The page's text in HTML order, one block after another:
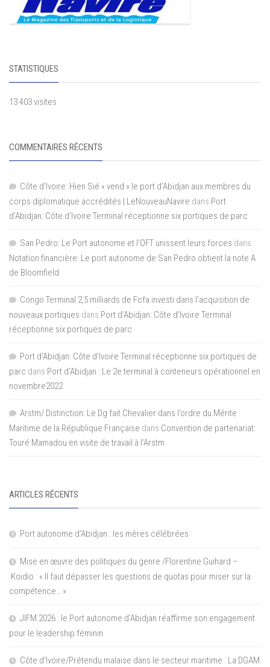
STATISTIQUES
13 403 visites
COMMENTAIRES RÉCENTS
Côte d'Ivoire: Hien Sié « vend » le port d'Abidjan aux membres du
corps diplomatique accrédités | LeNouveauNavire dans Port
d’Abidjan: Côte d’Ivoire Terminal réceptionne six portiques de parc
San Pedro: Le Port autonome et l’OFT unissent leurs forces dans
Notation financière: Le port autonome de San Pedro obtient la note A
de Bloomfield
Congo Terminal 2,5 milliards de Fcfa investi dans l’acquisition de
nouveaux portiques dans Port d’Abidjan: Côte d’Ivoire Terminal
réceptionne six portiques de parc
Port d'Abidjan: Côte d’Ivoire Terminal réceptionne six portiques de
parc dans Port d’Abidjan : Le 2e terminal à conteneurs opérationnel en
novembre2022
Arstm/ Distinction: Le Dg fait Chevalier dans l’ordre du Mérite
Maritime de la République Française dans Convention de partenariat:
Touré Mamadou en visite de travail à l’Arstm
ARTICLES RÉCENTS
Port autonome d’Abidjan : les mères célébrées
Mise en œuvre des politiques du genre /Florentine Guihard –
Koidio : « Il faut dépasser les questions de quotas pour miser sur la
compétence… »
JIFM 2026 : le Port autonome d’Abidjan réaffirme son engagement
pour le leadership féminin
Côte d’Ivoire/Prétendu malaise dans le secteur maritime : La DGAM